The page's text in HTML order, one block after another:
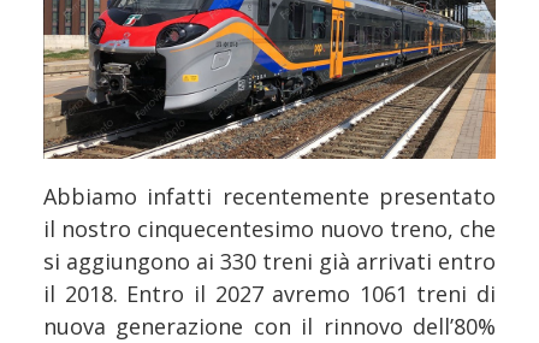
Abbiamo infatti recentemente presentato
il nostro cinquecentesimo nuovo treno, che
si aggiungono ai 330 treni già arrivati entro
il 2018. Entro il 2027 avremo 1061 treni di
nuova generazione con il rinnovo dell’80%